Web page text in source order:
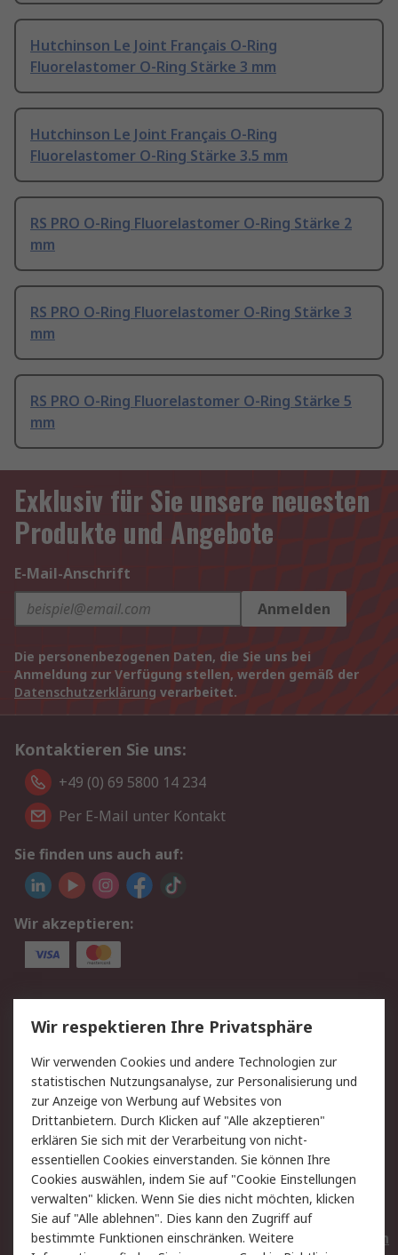
Hutchinson Le Joint Français O-Ring
Fluorelastomer O-Ring Stärke 3 mm
Hutchinson Le Joint Français O-Ring
Fluorelastomer O-Ring Stärke 3.5 mm
RS PRO O-Ring Fluorelastomer O-Ring Stärke 2
mm
RS PRO O-Ring Fluorelastomer O-Ring Stärke 3
mm
RS PRO O-Ring Fluorelastomer O-Ring Stärke 5
mm
Exklusiv für Sie unsere neuesten
Produkte und Angebote
E-Mail-Anschrift
Anmelden
Die personenbezogenen Daten, die Sie uns bei
Anmeldung zur Verfügung stellen, werden gemäß der
Datenschutzerklärung verarbeitet.
Kontaktieren Sie uns:
+49 (0) 69 5800 14 234
Per E-Mail unter Kontakt
Sie finden uns auch auf:
Wir akzeptieren:
Service
Value Added Services
Lieferlösungen
Rücksendungen
Kontakt
Hilfe
Privatkunden
Rechtliches
AGB
Datenschutz
Cookie-Richtlinie
Zahlungsbedingungen
Copyright/Impressum
Entsorgung
Elektrogeräte/Batterien
Wir respektieren Ihre Privatsphäre
Wir verwenden Cookies und andere Technologien zur
statistischen Nutzungsanalyse, zur Personalisierung und
zur Anzeige von Werbung auf Websites von
Drittanbietern. Durch Klicken auf "Alle akzeptieren"
erklären Sie sich mit der Verarbeitung von nicht-
essentiellen Cookies einverstanden. Sie können Ihre
Cookies auswählen, indem Sie auf "Cookie Einstellungen
verwalten" klicken. Wenn Sie dies nicht möchten, klicken
Sie auf "Alle ablehnen". Dies kann den Zugriff auf
bestimmte Funktionen einschränken. Weitere